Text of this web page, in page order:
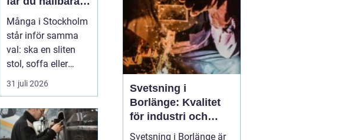
och vackra
möbler
Många i Stockholm
står inför samma
val: ska en sliten
stol, soffa eller
fåtölj slängas,
säljas billi...
31 juli 2026
Svetsning i
Borlänge: Kvalitet
för industri och
konstruktion
Svetsning i Borlänge är